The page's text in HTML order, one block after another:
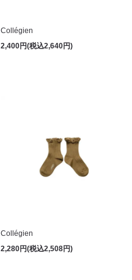
Collégien
2,400円(税込2,640円)
Collégien
2,280円(税込2,508円)